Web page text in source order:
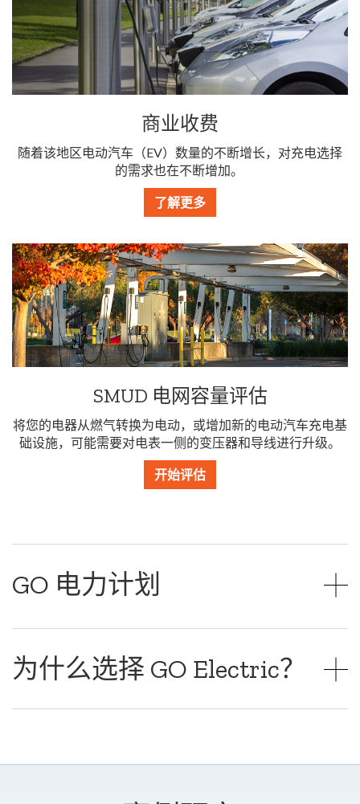
商业收费
随着该地区电动汽车（EV）数量的不断增长，对充电选择
的需求也在不断增加。
了解更多
SMUD 电网容量评估
将您的电器从燃气转换为电动，或增加新的电动汽车充电基
础设施，可能需要对电表一侧的变压器和导线进行升级。
开始评估
GO 电力计划
为什么选择 GO Electric？